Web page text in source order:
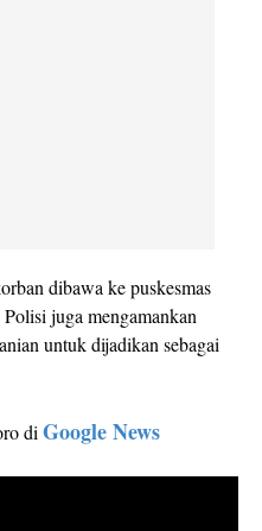
dibawa ke puskesmas
juga mengamankan
untuk dijadikan sebagai
di Google News